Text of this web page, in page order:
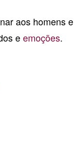
aos homens e
eemoções.